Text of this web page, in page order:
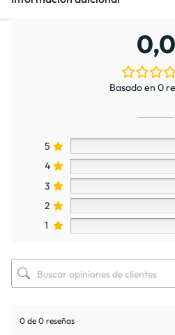
0,0
Basado en 0
5
4
3
2
1
0 de 0 reseñas